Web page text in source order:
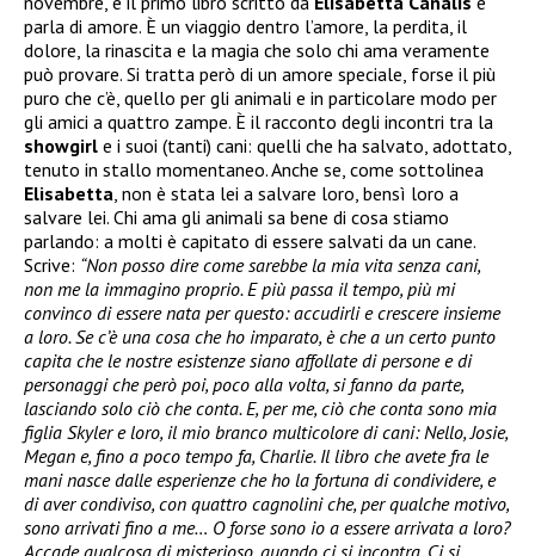
parla di amore. È un viaggio dentro l’amore, la perdita, il
dolore, la rinascita e la magia che solo chi ama veramente
può provare. Si tratta però di un amore speciale, forse il più
puro che c’è, quello per gli animali e in particolare modo per
gli amici a quattro zampe. È il racconto degli incontri tra la
showgirl e i suoi (tanti) cani: quelli che ha salvato, adottato,
tenuto in stallo momentaneo. Anche se, come sottolinea
Elisabetta, non è stata lei a salvare loro, bensì loro a
salvare lei. Chi ama gli animali sa bene di cosa stiamo
parlando: a molti è capitato di essere salvati da un cane.
Scrive: “Non posso dire come sarebbe la mia vita senza cani,
non me la immagino proprio. E più passa il tempo, più mi
convinco di essere nata per questo: accudirli e crescere insieme
a loro. Se c’è una cosa che ho imparato, è che a un certo punto
capita che le nostre esistenze siano affollate di persone e di
personaggi che però poi, poco alla volta, si fanno da parte,
lasciando solo ciò che conta. E, per me, ciò che conta sono mia
figlia Skyler e loro, il mio branco multicolore di cani: Nello, Josie,
Megan e, fino a poco tempo fa, Charlie. Il libro che avete fra le
mani nasce dalle esperienze che ho la fortuna di condividere, e
di aver condiviso, con quattro cagnolini che, per qualche motivo,
sono arrivati fino a me… O forse sono io a essere arrivata a loro?